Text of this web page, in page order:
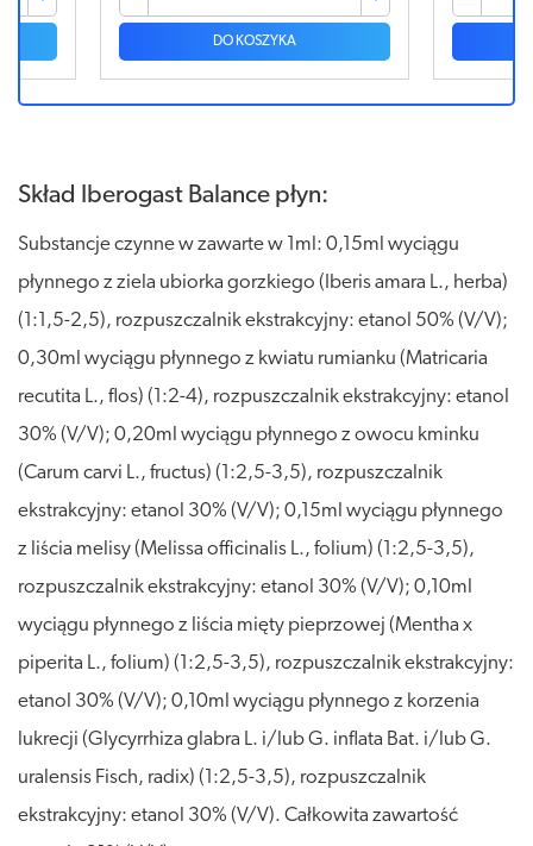
DO KOSZYKA
Skład Iberogast Balance płyn:
Substancje czynne w zawarte w 1ml: 0,15ml wyciągu
płynnego z ziela ubiorka gorzkiego (Iberis amara L., herba)
(1:1,5-2,5), rozpuszczalnik ekstrakcyjny: etanol 50% (V/V);
0,30ml wyciągu płynnego z kwiatu rumianku (Matricaria
recutita L., flos) (1:2-4), rozpuszczalnik ekstrakcyjny: etanol
30% (V/V); 0,20ml wyciągu płynnego z owocu kminku
(Carum carvi L., fructus) (1:2,5-3,5), rozpuszczalnik
ekstrakcyjny: etanol 30% (V/V); 0,15ml wyciągu płynnego
z liścia melisy (Melissa officinalis L., folium) (1:2,5-3,5),
rozpuszczalnik ekstrakcyjny: etanol 30% (V/V); 0,10ml
wyciągu płynnego z liścia mięty pieprzowej (Mentha x
piperita L., folium) (1:2,5-3,5), rozpuszczalnik ekstrakcyjny:
etanol 30% (V/V); 0,10ml wyciągu płynnego z korzenia
lukrecji (Glycyrrhiza glabra L. i/lub G. inflata Bat. i/lub G.
uralensis Fisch, radix) (1:2,5-3,5), rozpuszczalnik
ekstrakcyjny: etanol 30% (V/V). Całkowita zawartość